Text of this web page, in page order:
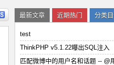
详
最新文章 近期热门 分类
test
ThinkPHP v5.1.22曝出SQL注入
匹配微博中的用户名和话题 -- @